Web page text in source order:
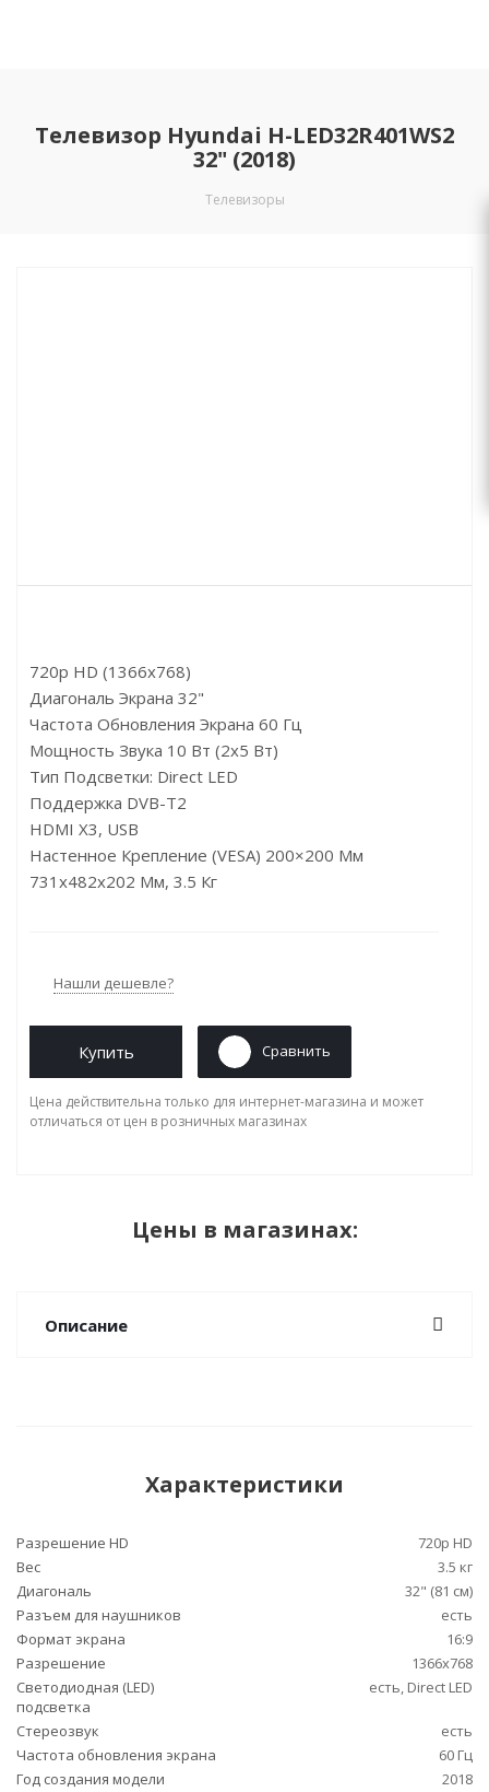
Телевизор Hyundai H-LED32R401WS2
32" (2018)
Телевизоры
720p HD (1366x768)
Диагональ Экрана 32"
Частота Обновления Экрана 60 Гц
Мощность Звука 10 Вт (2х5 Вт)
Тип Подсветки: Direct LED
Поддержка DVB-T2
HDMI X3, USB
Настенное Крепление (VESA) 200×200 Мм
731x482x202 Мм, 3.5 Кг
Нашли дешевле?
Купить Сравнить
Цена действительна только для интернет-магазина и может
отличаться от цен в розничных магазинах
Цены в магазинах:
Описание
Характеристики
Разрешение HD
720p HD
Вес
3.5 кг
Диагональ
32" (81 см)
Разъем для наушников
есть
Формат экрана
16:9
Разрешение
1366x768
Светодиодная (LED)
подсветка
есть, Direct LED
Стереозвук
есть
Частота обновления экрана
60 Гц
Год создания модели
2018